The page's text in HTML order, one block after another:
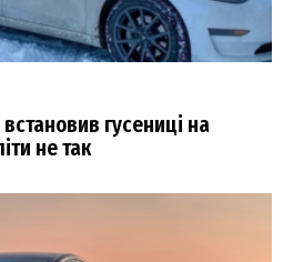
гусениці на
не так